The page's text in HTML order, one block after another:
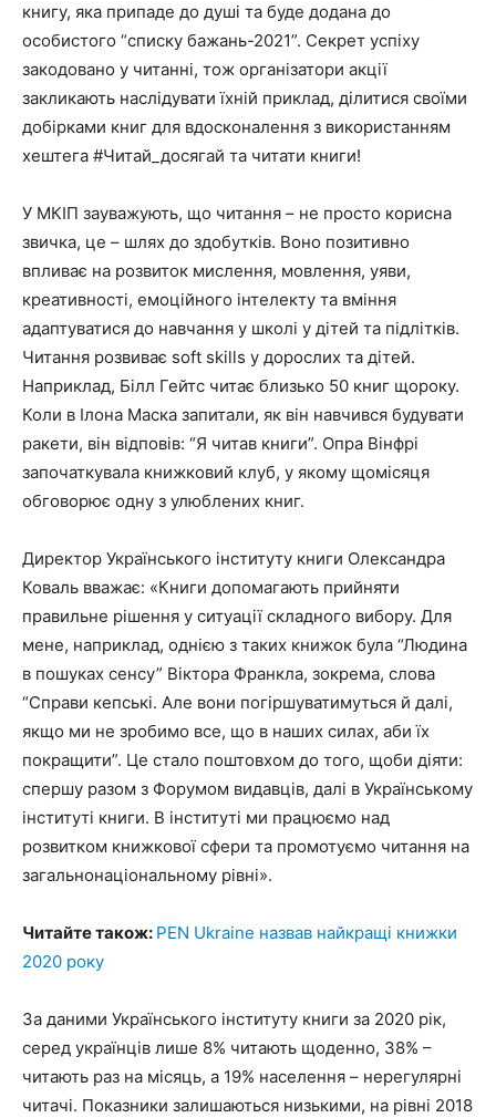
книгу, яка припаде до душі та буде додана до
особистого “списку бажань-2021”. Секрет успіху
закодовано у читанні, тож організатори акції
закликають наслідувати їхній приклад, ділитися своїми
добірками книг для вдосконалення з використанням
хештега #Читай_досягай та читати книги!
У МКІП зауважують, що читання – не просто корисна
звичка, це – шлях до здобутків. Воно позитивно
впливає на розвиток мислення, мовлення, уяви,
креативності, емоційного інтелекту та вміння
адаптуватися до навчання у школі у дітей та підлітків.
Читання розвиває soft skills у дорослих та дітей.
Наприклад, Білл Гейтс читає близько 50 книг щороку.
Коли в Ілона Маска запитали, як він навчився будувати
ракети, він відповів: “Я читав книги”. Опра Вінфрі
започаткувала книжковий клуб, у якому щомісяця
обговорює одну з улюблених книг.
Директор Українського інституту книги Олександра
Коваль вважає: «Книги допомагають прийняти
правильне рішення у ситуації складного вибору. Для
мене, наприклад, однією з таких книжок була “Людина
в пошуках сенсу” Віктора Франкла, зокрема, слова
“Справи кепські. Але вони погіршуватимуться й далі,
якщо ми не зробимо все, що в наших силах, аби їх
покращити”. Це стало поштовхом до того, щоби діяти:
спершу разом з Форумом видавців, далі в Українському
інституті книги. В інституті ми працюємо над
розвитком книжкової сфери та промотуємо читання на
загальнонаціональному рівні».
Читайте також: PEN Ukraine назвав найкращі книжки
2020 року
За даними Українського інституту книги за 2020 рік,
серед українців лише 8% читають щоденно, 38% –
читають раз на місяць, а 19% населення – нерегулярні
читачі. Показники залишаються низькими, на рівні 2018